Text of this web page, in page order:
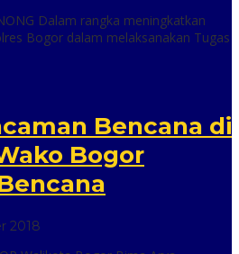
Dalam rangka meningkatkan
Bogor dalam melaksanakan Tugas
Bencana di
Bogor
2018